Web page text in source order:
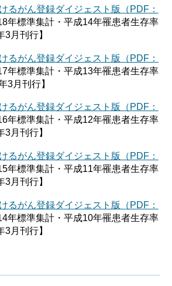
るがん登録ダイジェスト版（PDF：
年標準集計・平成14年罹患者生存率
月刊行】
るがん登録ダイジェスト版（PDF：
年標準集計・平成13年罹患者生存率
3月刊行】
るがん登録ダイジェスト版（PDF：
年標準集計・平成12年罹患者生存率
月刊行】
るがん登録ダイジェスト版（PDF：
年標準集計・平成11年罹患者生存率
月刊行】
るがん登録ダイジェスト版（PDF：
年標準集計・平成10年罹患者生存率
月刊行】